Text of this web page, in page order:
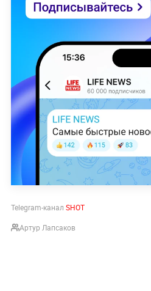
Telegram-канал SHOT
Артур Лапсаков